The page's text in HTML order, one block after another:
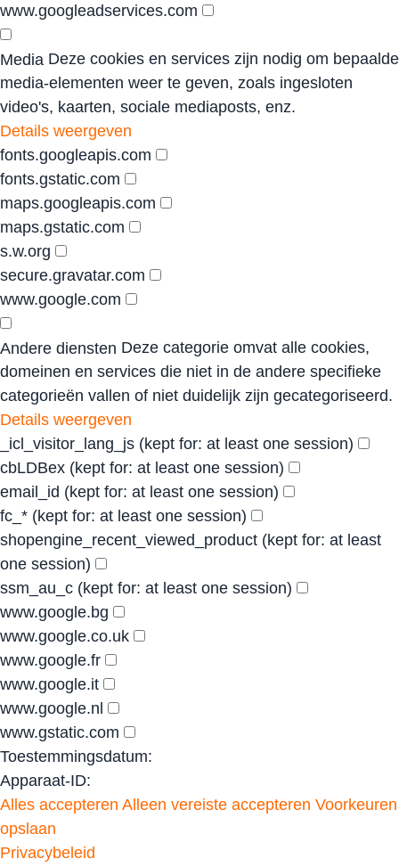
www.googleadservices.com
Media Deze cookies en services zijn nodig om bepaalde
media-elementen weer te geven, zoals ingesloten
video's, kaarten, sociale mediaposts, enz.
Details weergeven
fonts.googleapis.com
fonts.gstatic.com
maps.googleapis.com
maps.gstatic.com
s.w.org
secure.gravatar.com
www.google.com
Andere diensten Deze categorie omvat alle cookies,
domeinen en services die niet in de andere specifieke
categorieën vallen of niet duidelijk zijn gecategoriseerd.
Details weergeven
_icl_visitor_lang_js (kept for: at least one session)
cbLDBex (kept for: at least one session)
email_id (kept for: at least one session)
fc_* (kept for: at least one session)
shopengine_recent_viewed_product (kept for: at least
one session)
ssm_au_c (kept for: at least one session)
www.google.bg
www.google.co.uk
www.google.fr
www.google.it
www.google.nl
www.gstatic.com
Toestemmingsdatum:
Apparaat-ID:
Alles accepteren Alleen vereiste accepteren Voorkeuren
opslaan
Privacybeleid